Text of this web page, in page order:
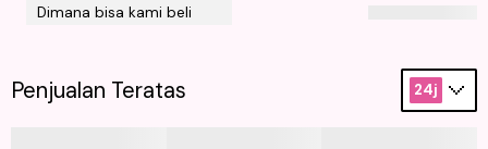
Dimana bisa kami beli
Penjualan Teratas 24j